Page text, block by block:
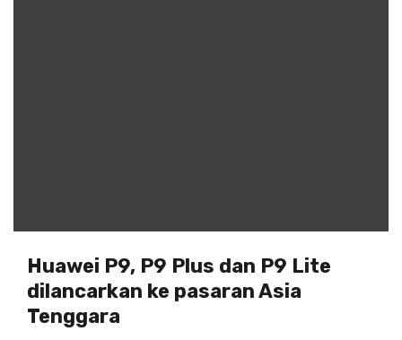
Huawei P9, P9 Plus dan P9 Lite
dilancarkan ke pasaran Asia
Tenggara